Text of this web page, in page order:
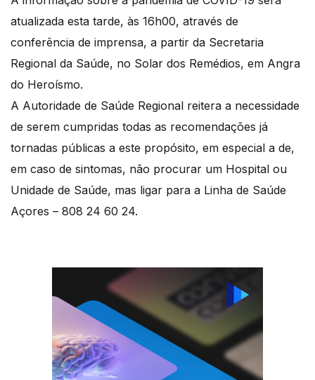
atualizada esta tarde, às 16h00, através de
conferência de imprensa, a partir da Secretaria
Regional da Saúde, no Solar dos Remédios, em Angra
do Heroísmo.
A Autoridade de Saúde Regional reitera a necessidade
de serem cumpridas todas as recomendações já
tornadas públicas a este propósito, em especial a de,
em caso de sintomas, não procurar um Hospital ou
Unidade de Saúde, mas ligar para a Linha de Saúde
Açores – 808 24 60 24.